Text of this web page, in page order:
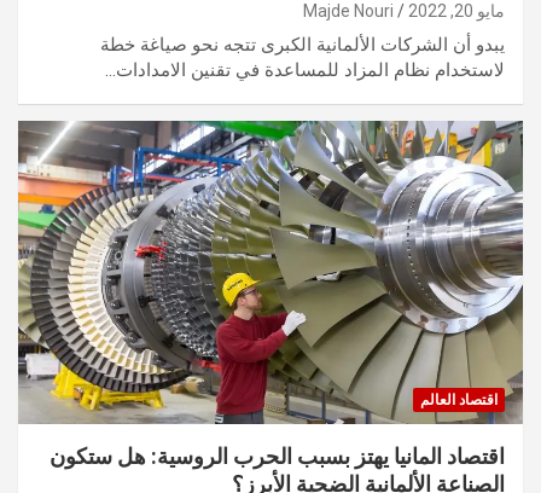
مايو 20, 2022 Majde Nouri
يبدو أن الشركات الألمانية الكبرى تتجه نحو صياغة خطة
لاستخدام نظام المزاد للمساعدة في تقنين الامدادات…
اقتصاد العالم
اقتصاد المانيا يهتز بسبب الحرب الروسية: هل ستكون
الصناعة الألمانية الضحية الأبرز؟